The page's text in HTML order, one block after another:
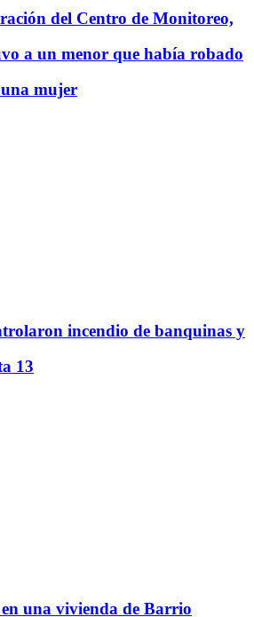
del Centro de Monitoreo,
a un menor que había robado
mujer
incendio de banquinas y
13
una vivienda de Barrio